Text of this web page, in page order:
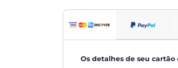
Os detalhes de seu